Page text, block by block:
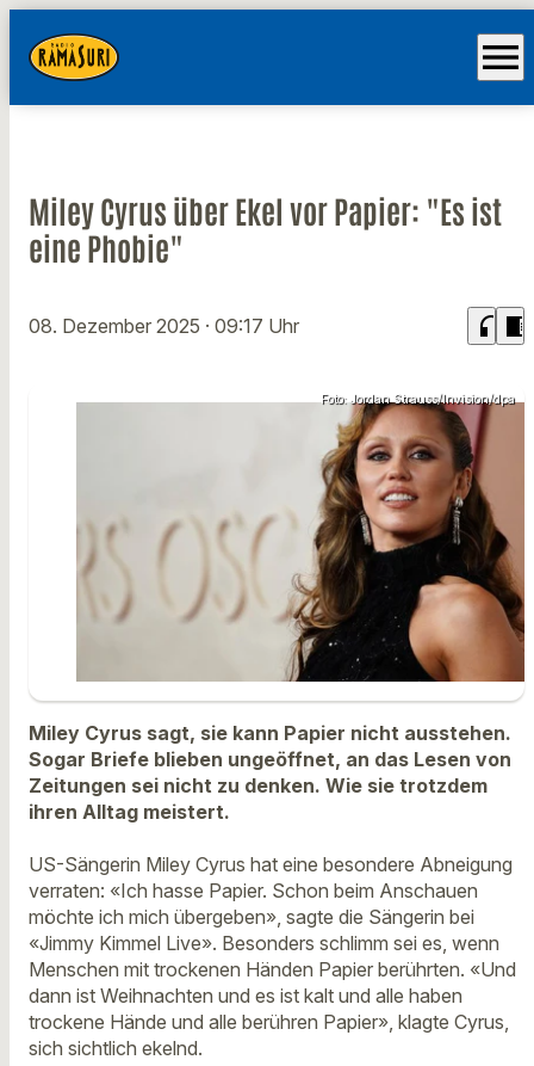
menu
Miley Cyrus über Ekel vor Papier: "Es ist
eine Phobie"
08. Dezember 2025 · 09:17 Uhr headphones chrome_reader_mode
Foto: Jordan Strauss/Invision/dpa
Miley Cyrus sagt, sie kann Papier nicht ausstehen.
Sogar Briefe blieben ungeöffnet, an das Lesen von
Zeitungen sei nicht zu denken. Wie sie trotzdem
ihren Alltag meistert.
US-Sängerin Miley Cyrus hat eine besondere Abneigung
verraten: «Ich hasse Papier. Schon beim Anschauen
möchte ich mich übergeben», sagte die Sängerin bei
«Jimmy Kimmel Live». Besonders schlimm sei es, wenn
Menschen mit trockenen Händen Papier berührten. «Und
dann ist Weihnachten und es ist kalt und alle haben
trockene Hände und alle berühren Papier», klagte Cyrus,
sich sichtlich ekelnd.